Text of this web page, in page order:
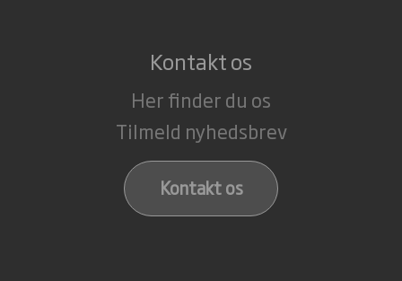
Kontakt os
Her finder du os
Tilmeld nyhedsbrev
Kontakt os